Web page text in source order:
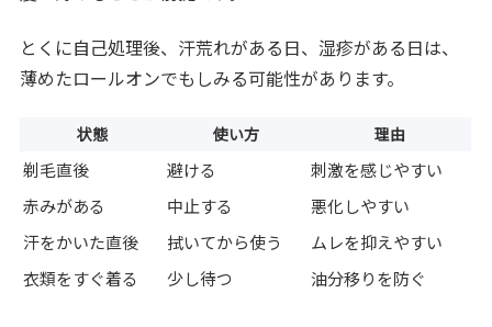
とくに自己処理後、汗荒れがある日、湿疹がある日は、
薄めたロールオンでもしみる可能性があります。
状態 使い方 理由
剃毛直後 避ける
刺激を感じやすい
赤みがある
中止する
悪化しやすい
汗をかいた直後
拭いてから使う
ムレを抑えやすい
衣類をすぐ着る
少し待つ 油分移りを防ぐ